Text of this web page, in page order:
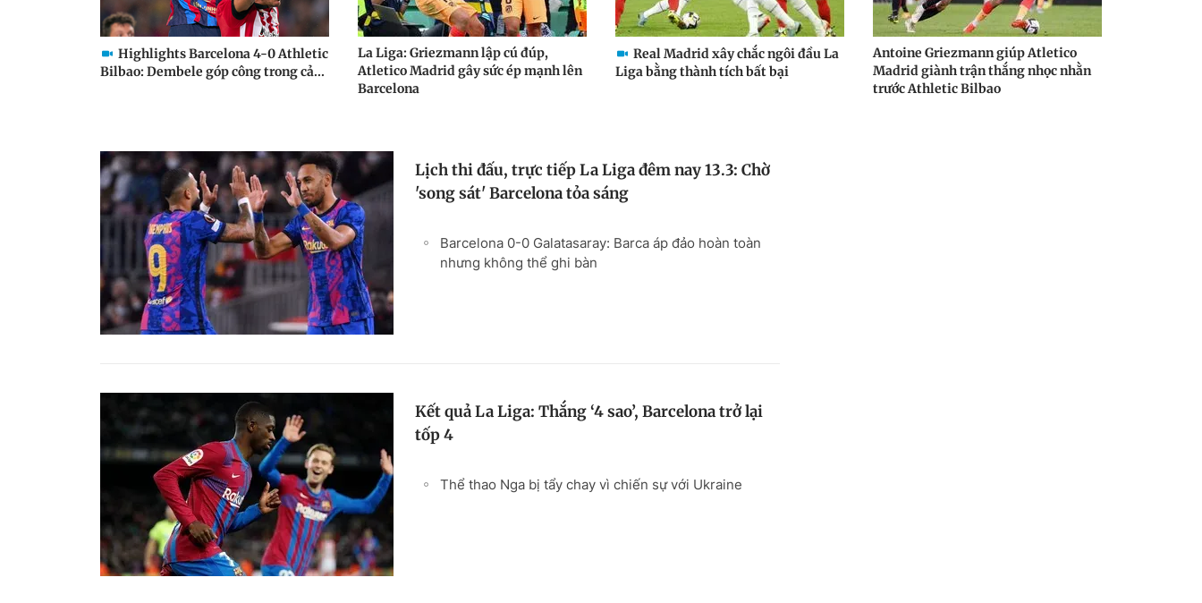
Highlights Barcelona 4-0 Athletic
Bilbao: Dembele góp công trong cả...
La Liga: Griezmann lập cú đúp,
Atletico Madrid gây sức ép mạnh lên
Barcelona
Real Madrid xây chắc ngôi đầu La
Liga bằng thành tích bất bại
Antoine Griezmann giúp Atletico
Madrid giành trận thắng nhọc nhằn
trước Athletic Bilbao
Lịch thi đấu, trực tiếp La Liga đêm nay 13.3: Chờ
'song sát' Barcelona tỏa sáng
Barcelona 0-0 Galatasaray: Barca áp đảo hoàn toàn
nhưng không thể ghi bàn
Kết quả La Liga: Thắng ‘4 sao’, Barcelona trở lại
tốp 4
Thể thao Nga bị tẩy chay vì chiến sự với Ukraine